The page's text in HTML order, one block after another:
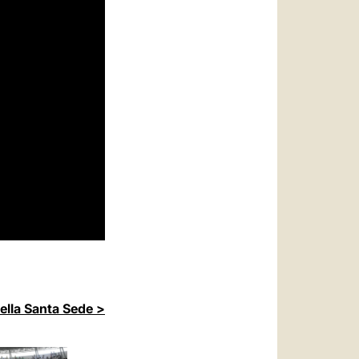
Santa Sede >